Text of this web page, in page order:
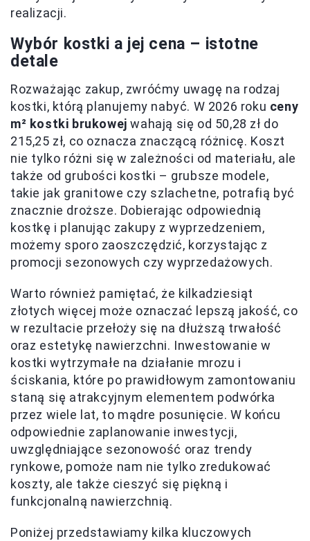
realizacji.
Wybór kostki a jej cena – istotne
detale
Rozważając zakup, zwróćmy uwagę na rodzaj
kostki, którą planujemy nabyć. W 2026 roku ceny
m² kostki brukowej wahają się od 50,28 zł do
215,25 zł, co oznacza znaczącą różnicę. Koszt
nie tylko różni się w zależności od materiału, ale
także od grubości kostki – grubsze modele,
takie jak granitowe czy szlachetne, potrafią być
znacznie droższe. Dobierając odpowiednią
kostkę i planując zakupy z wyprzedzeniem,
możemy sporo zaoszczędzić, korzystając z
promocji sezonowych czy wyprzedażowych.
Warto również pamiętać, że kilkadziesiąt
złotych więcej może oznaczać lepszą jakość, co
w rezultacie przełoży się na dłuższą trwałość
oraz estetykę nawierzchni. Inwestowanie w
kostki wytrzymałe na działanie mrozu i
ściskania, które po prawidłowym zamontowaniu
staną się atrakcyjnym elementem podwórka
przez wiele lat, to mądre posunięcie. W końcu
odpowiednie zaplanowanie inwestycji,
uwzględniające sezonowość oraz trendy
rynkowe, pomoże nam nie tylko zredukować
koszty, ale także cieszyć się piękną i
funkcjonalną nawierzchnią.
Poniżej przedstawiamy kilka kluczowych